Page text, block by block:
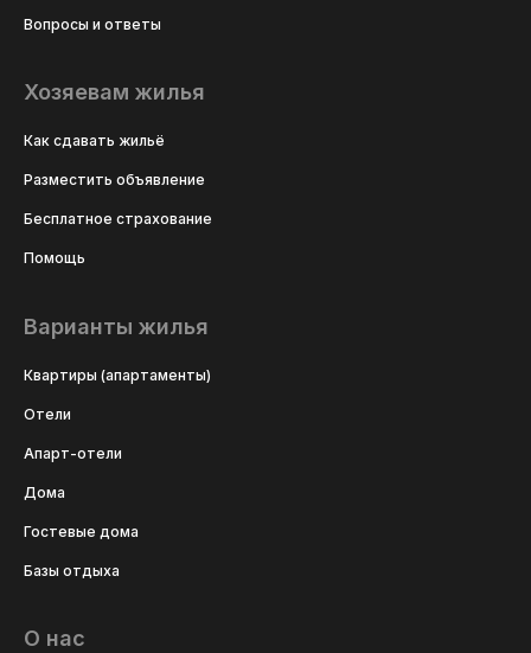
Вопросы и ответы
Хозяевам жилья
Как сдавать жильё
Разместить объявление
Бесплатное страхование
Помощь
Варианты жилья
Квартиры (апартаменты)
Отели
Апарт-отели
Дома
Гостевые дома
Базы отдыха
О нас